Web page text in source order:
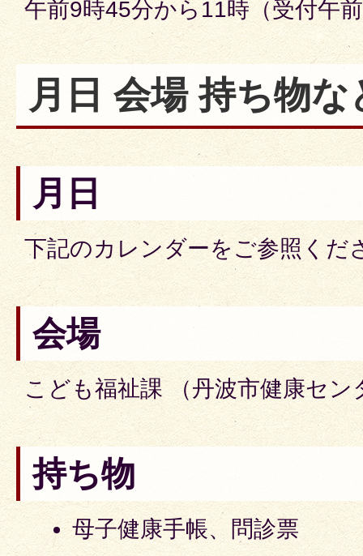
午前9時45分から11時（受付午
月日 会場 持ち物な
月日
下記のカレンダーをご参照くだ
会場
こども福祉課 （丹波市健康セン
持ち物
母子健康手帳、問診票